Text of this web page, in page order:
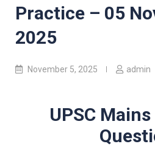
Practice – 05
2025
November 5, 2025 admin
UPSC